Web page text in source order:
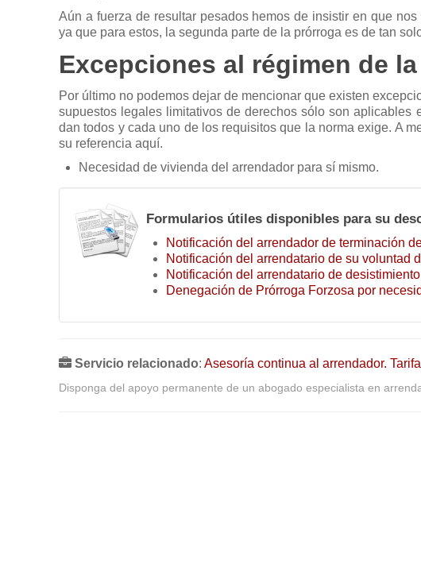
Aún a fuerza de resultar pesados hemos de insistir en que
ya que para estos, la segunda parte de la prórroga es de tan
Excepciones al régimen de
Por último no podemos dejar de mencionar que existen
supuestos legales limitativos de derechos sólo son
dan todos y cada uno de los requisitos que la norma exige. A
su referencia aquí.
Necesidad de vivienda del arrendador para sí mismo.
Formularios útiles disponibles para su
Notificación del arrendador de terminación
Notificación del arrendatario de su voluntad
Notificación del arrendatario de
Denegación de Prórroga Forzosa por
Servicio relacionado: Asesoría continua al arrendador.
Disponga del apoyo permanente de un abogado especialista en